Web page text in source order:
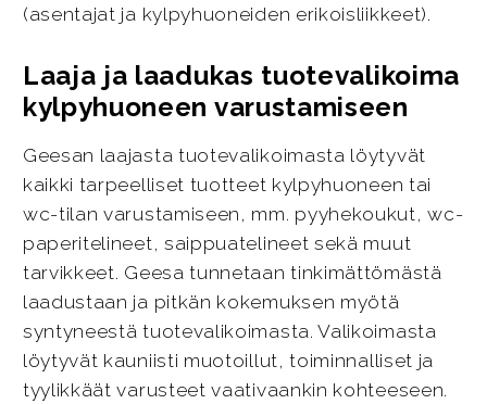
(asentajat ja kylpyhuoneiden erikoisliikkeet).
Laaja ja laadukas tuotevalikoima
kylpyhuoneen varustamiseen
Geesan laajasta tuotevalikoimasta löytyvät
kaikki tarpeelliset tuotteet kylpyhuoneen tai
wc-tilan varustamiseen, mm. pyyhekoukut, wc-
paperitelineet, saippuatelineet sekä muut
tarvikkeet. Geesa tunnetaan tinkimättömästä
laadustaan ja pitkän kokemuksen myötä
syntyneestä tuotevalikoimasta. Valikoimasta
löytyvät kauniisti muotoillut, toiminnalliset ja
tyylikkäät varusteet vaativaankin kohteeseen.